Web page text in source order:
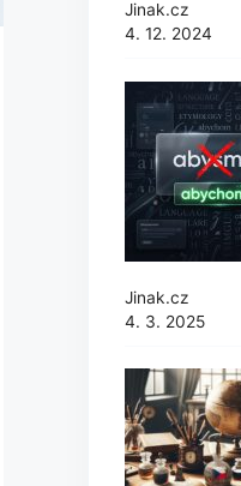
Jinak.cz
4. 12. 2024
Jinak.cz
4. 3. 2025